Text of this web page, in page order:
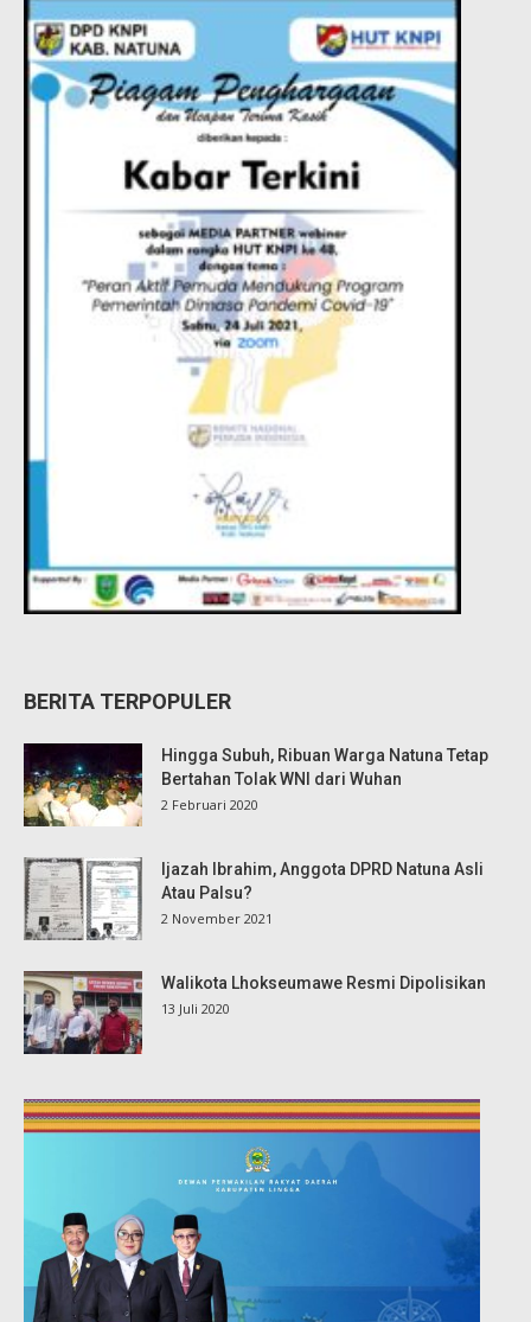
BERITA TERPOPULER
Hingga Subuh, Ribuan Warga Natuna Tetap
Bertahan Tolak WNI dari Wuhan
2 Februari 2020
Ijazah Ibrahim, Anggota DPRD Natuna Asli
Atau Palsu?
2 November 2021
Walikota Lhokseumawe Resmi Dipolisikan
13 Juli 2020